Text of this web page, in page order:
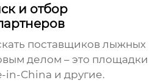
и отбор
поставщиков лыжных
делом – это площадки
in-China и другие.